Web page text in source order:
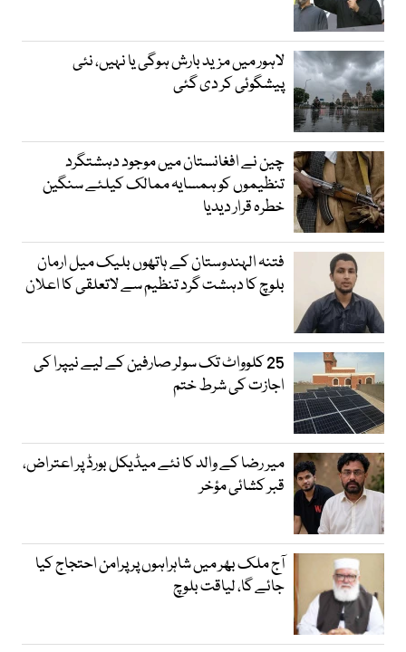
لاہور میں مزید بارش ہوگی یا نہیں، نئی
پیشگوئی کر دی گئی
چین نے افغانستان میں موجود دہشتگرد
تنظیموں کو ہمسایہ ممالک کیلئے سنگین
خطرہ قرار دیدیا
فتنہ الہندوستان کے ہاتھوں بلیک میل ارمان
بلوچ کا دہشت گرد تنظیم سے لاتعلقی کا اعلان
25 کلوواٹ تک سولر صارفین کے لیے نیپرا کی
اجازت کی شرط ختم
میر رضا کے والد کا نئے میڈیکل بورڈ پر اعتراض،
قبر کشائی مؤخر
آج ملک بھر میں شاہراہوں پر پرامن احتجاج کیا
جائے گا، لیاقت بلوچ